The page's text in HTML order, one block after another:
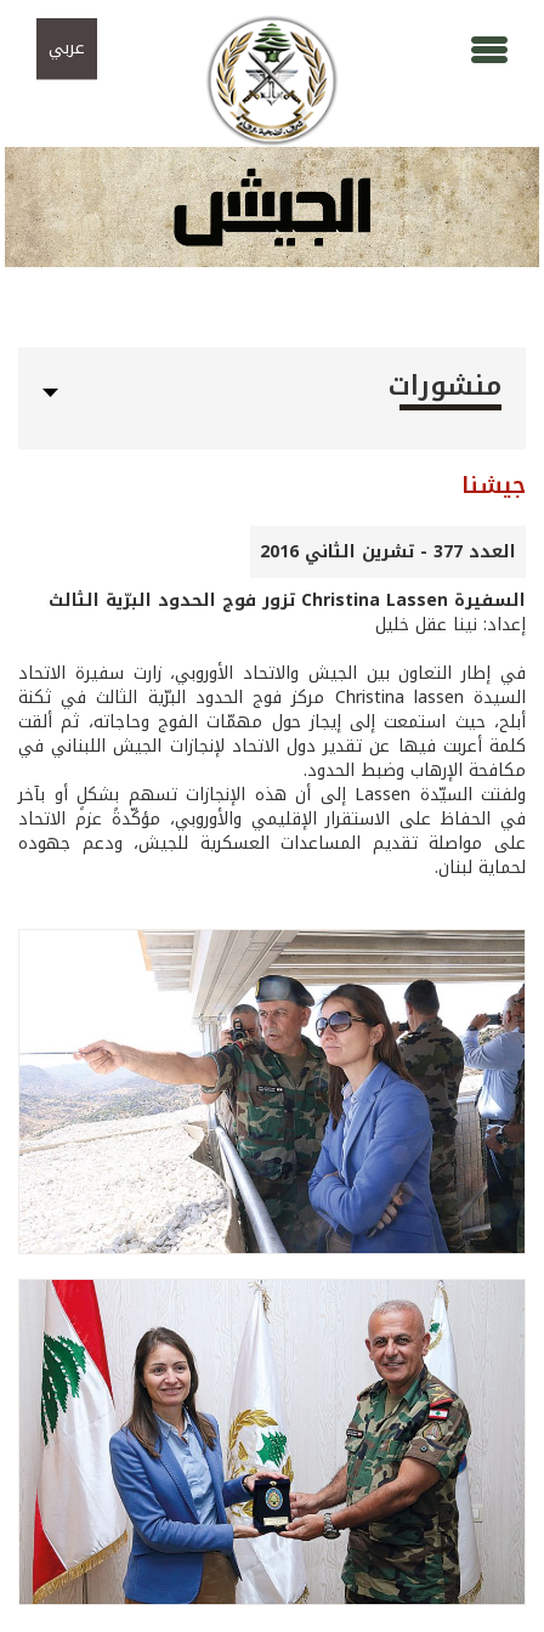
عربي
منشورات
جيشنا
العدد 377 - تشرين الثاني 2016
السفيرة Christina Lassen تزور فوج الحدود البرّية الثالث
إعداد: نينا عقل خليل
في إطار التعاون بين الجيش والاتحاد الأوروبي، زارت سفيرة الاتحاد
السيدة Christina lassen مركز فوج الحدود البرّية الثالث في ثكنة
أبلح، حيث استمعت إلى إيجاز حول مهمّات الفوج وحاجاته، ثم ألقت
كلمة أعربت فيها عن تقدير دول الاتحاد لإنجازات الجيش اللبناني في
مكافحة الإرهاب وضبط الحدود.
ولفتت السيّدة Lassen إلى أن هذه الإنجازات تسهم بشكلٍ أو بآخر
في الحفاظ على الاستقرار الإقليمي والأوروبي، مؤكّدةً عزم الاتحاد
على مواصلة تقديم المساعدات العسكرية للجيش، ودعم جهوده
لحماية لبنان.